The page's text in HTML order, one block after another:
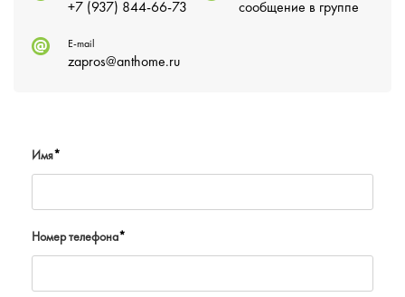
+7 (937) 844-66-73 сообщение в группе
E-mail
zapros@anthome.ru
Имя*
Номер телефона*